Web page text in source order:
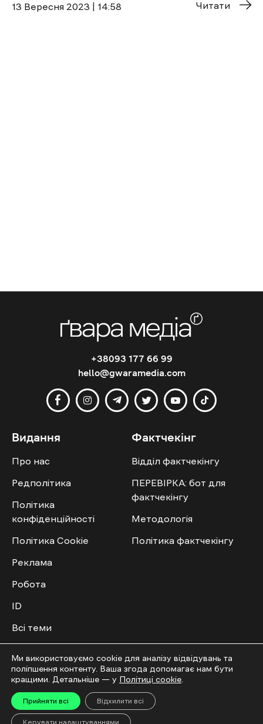
13 Вересня 2023 | 14:58 Читати
+38093 177 66 99
hello@gwaramedia.com
Видання
Про нас
Редполітика
Політика
конфіденційності
Політика Cookie
Реклама
Робота
ID
Всі теми
Фактчекінг
Відділ фактчекінгу
ПЕРЕВІРКА: бот для
фактчекінгу
Методологія
Політика фактчекінгу
Мультимедіа
Відео
Спільнота
Приєднатись
Ми використовуємо cookie для аналізу відвідувань та
поліпшення контенту. Ваша згода допомагає нам бути
кращими. Детальніше — у Політиці cookie
Прийняти всі Відхилити всі
Керувати налаштуваннями